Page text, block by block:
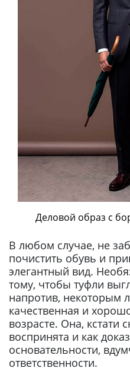
Деловой образ с
В любом случае, не
почистить обувь и
элегантный вид.
тому, чтобы туфли
напротив, некоторым
качественная и
возрасте. Она, кстати
воспринята и как
основательности,
ответственности.